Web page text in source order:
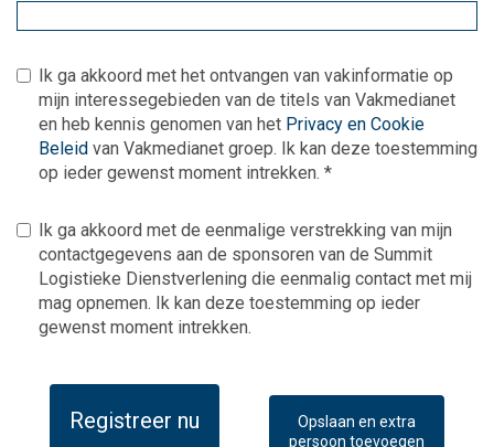
Ik ga akkoord met het ontvangen van vakinformatie op
mijn interessegebieden van de titels van Vakmedianet
en heb kennis genomen van het Privacy en Cookie
Beleid van Vakmedianet groep. Ik kan deze toestemming
op ieder gewenst moment intrekken. *
Ik ga akkoord met de eenmalige verstrekking van mijn
contactgegevens aan de sponsoren van de Summit
Logistieke Dienstverlening die eenmalig contact met mij
mag opnemen. Ik kan deze toestemming op ieder
gewenst moment intrekken.
Registreer nu
Opslaan en extra
persoon toevoegen